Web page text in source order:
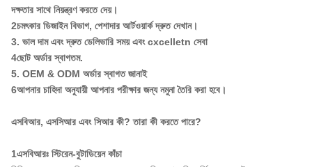
দক্ষতার সাথে নিয়ন্ত্রণ করতে দেয়।
2চমৎকার ডিজাইন বিভাগ, পেশাদার আর্টওয়ার্ক দ্রুত দেখান।
3. ভাল দাম এবং দ্রুত ডেলিভারি সময় এবং cxcelletn সেবা
4ছোট অর্ডার স্বাগতম.
5. OEM & ODM অর্ডার স্বাগত জানাই
6আপনার চাহিদা অনুযায়ী আপনার পরীক্ষার জন্য নমুনা তৈরি করা হবে।
এসবিআর, এসসিআর এবং সিআর কী? তারা কী করতে পারে?
1এসবিআরঃ স্টিরেন-বুটাডিয়েন কাঁচা